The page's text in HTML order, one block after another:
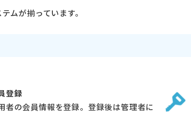
ムが揃っています。
登録
者の会員情報を登録。登録後は管理者に